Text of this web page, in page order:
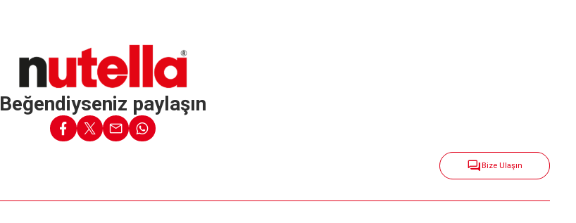
Beğendiyseniz paylaşın
Bize Ulaşın